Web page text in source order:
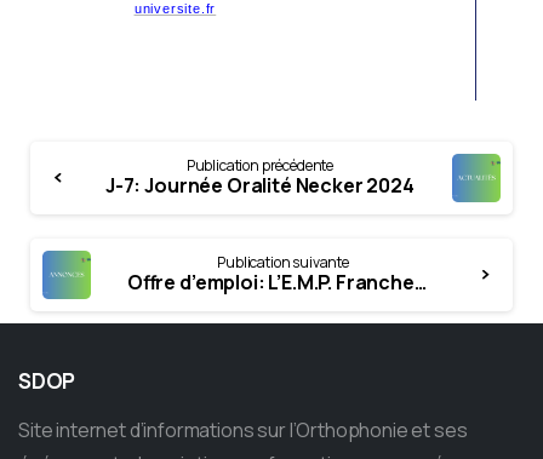
universite.fr
Reading
Publication précédente
J-7: Journée Oralité Necker 2024
Publication suivante
Offre d’emploi: L’E.M.P. Franchemont recrute
SDOP
Site internet d’informations sur l’Orthophonie et ses